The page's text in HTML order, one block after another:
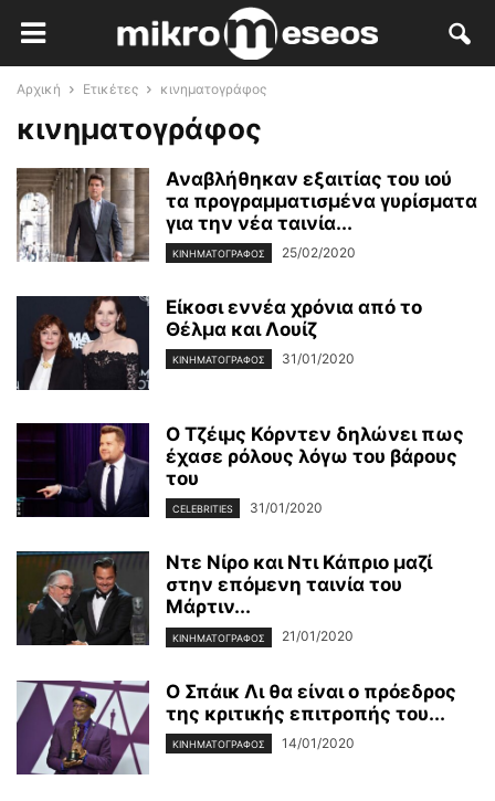
Αρχική Ετικέτες κινηματογράφος
κινηματογράφος
Αναβλήθηκαν εξαιτίας του ιού
τα προγραμματισμένα γυρίσματα
για την νέα ταινία...
ΚΙΝΗΜΑΤΟΓΡΆΦΟΣ 25/02/2020
Είκοσι εννέα χρόνια από το
Θέλμα και Λουίζ
ΚΙΝΗΜΑΤΟΓΡΆΦΟΣ 31/01/2020
Ο Τζέιμς Κόρντεν δηλώνει πως
έχασε ρόλους λόγω του βάρους
του
CELEBRITIES 31/01/2020
Ντε Νίρο και Ντι Κάπριο μαζί
στην επόμενη ταινία του
Μάρτιν...
ΚΙΝΗΜΑΤΟΓΡΆΦΟΣ 21/01/2020
Ο Σπάικ Λι θα είναι ο πρόεδρος
της κριτικής επιτροπής του...
ΚΙΝΗΜΑΤΟΓΡΆΦΟΣ 14/01/2020